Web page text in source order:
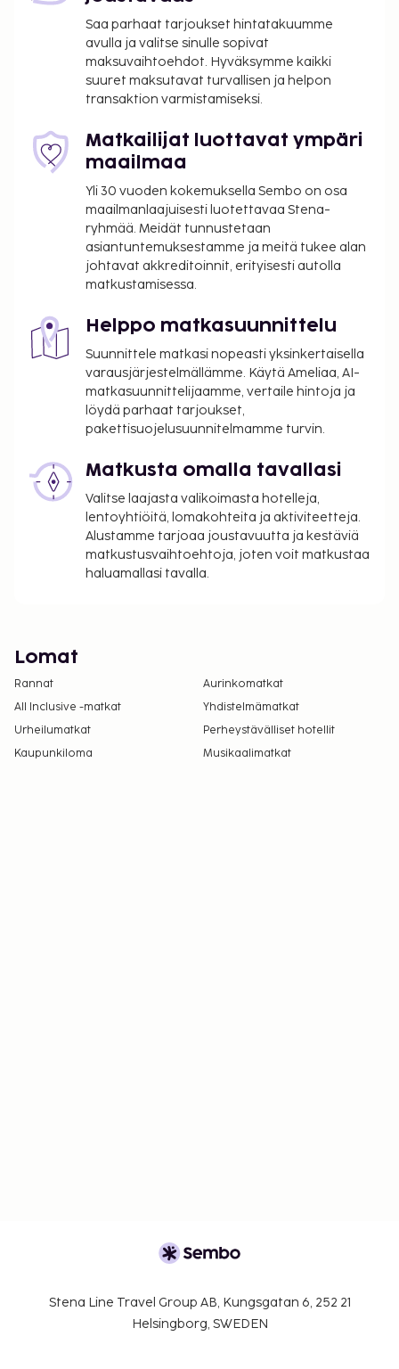
Saa parhaat tarjoukset hintatakuumme
avulla ja valitse sinulle sopivat
maksuvaihtoehdot. Hyväksymme kaikki
suuret maksutavat turvallisen ja helpon
transaktion varmistamiseksi.
Matkailijat luottavat ympäri
maailmaa
Yli 30 vuoden kokemuksella Sembo on osa
maailmanlaajuisesti luotettavaa Stena-
ryhmää. Meidät tunnustetaan
asiantuntemuksestamme ja meitä tukee alan
johtavat akkreditoinnit, erityisesti autolla
matkustamisessa.
Helppo matkasuunnittelu
Suunnittele matkasi nopeasti yksinkertaisella
varausjärjestelmällämme. Käytä Ameliaa, AI-
matkasuunnittelijaamme, vertaile hintoja ja
löydä parhaat tarjoukset,
pakettisuojelusuunnitelmamme turvin.
Matkusta omalla tavallasi
Valitse laajasta valikoimasta hotelleja,
lentoyhtiöitä, lomakohteita ja aktiviteetteja.
Alustamme tarjoaa joustavuutta ja kestäviä
matkustusvaihtoehtoja, joten voit matkustaa
haluamallasi tavalla.
Lomat
Rannat
Aurinkomatkat
All Inclusive -matkat
Yhdistelmämatkat
Urheilumatkat
Perheystävälliset hotellit
Kaupunkiloma
Musikaalimatkat
Stena Line Travel Group AB, Kungsgatan 6, 252 21
Helsingborg, SWEDEN